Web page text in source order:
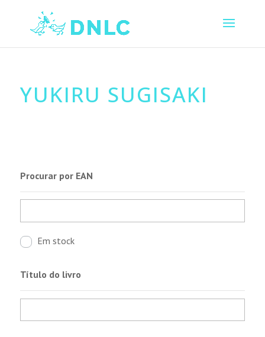
YUKIRU SUGISAKI
Procurar por EAN
Em stock
Título do livro